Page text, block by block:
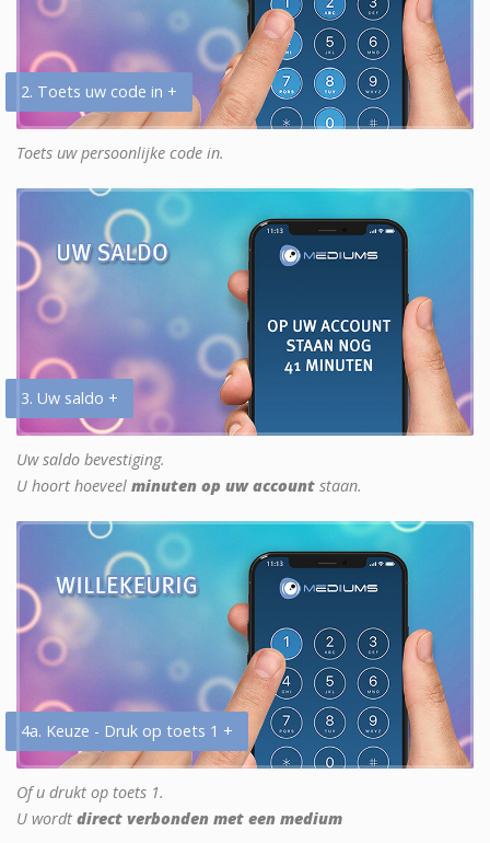
2. Toets uw code in +
Toets uw persoonlijke code in.
3. Uw saldo +
Uw saldo bevestiging.
U hoort hoeveel minuten op uw account staan.
4a. Keuze - Druk op toets 1 +
Of u drukt op toets 1.
U wordt direct verbonden met een medium